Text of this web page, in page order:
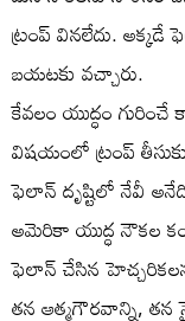
ట్రంప్ వినలేదు.
బయటకు వచ్చారు.
కేవలం యుద్ధం
విషయంలో ట్రంప్
ఫెలాన్ దృష్టిలో నేవీ
అమెరికా యుద్ధ నౌకల
ఫెలాన్ చేసిన
తన ఆత్మగౌరవాన్ని, తన